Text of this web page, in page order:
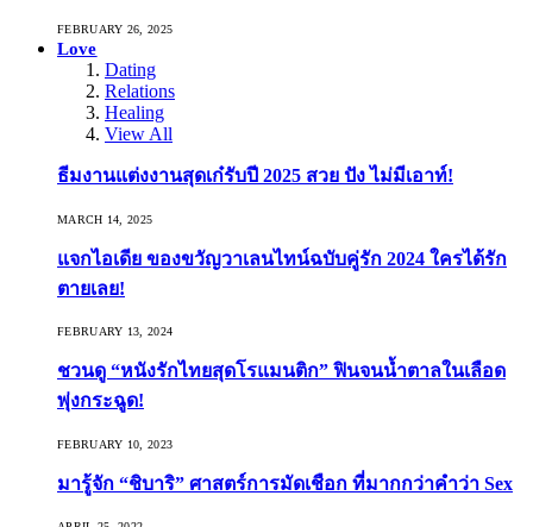
FEBRUARY 26, 2025
Love
Dating
Relations
Healing
View All
ธีมงานแต่งงานสุดเก๋รับปี 2025 สวย ปัง ไม่มีเอาท์!
MARCH 14, 2025
แจกไอเดีย ของขวัญวาเลนไทน์ฉบับคู่รัก 2024 ใครได้รัก
ตายเลย!
FEBRUARY 13, 2024
ชวนดู “หนังรักไทยสุดโรแมนติก” ฟินจนน้ำตาลในเลือด
พุ่งกระฉูด!
FEBRUARY 10, 2023
มารู้จัก “ชิบาริ” ศาสตร์การมัดเชือก ที่มากกว่าคำว่า Sex